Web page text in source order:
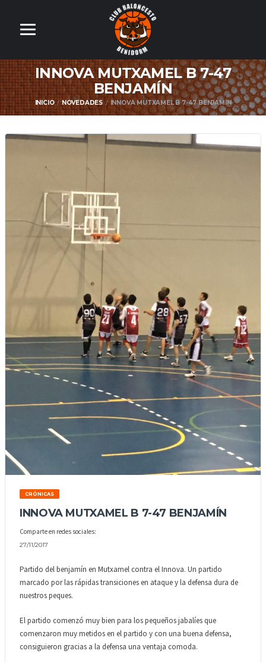
INNOVA MUTXAMEL B 7-47
BENJAMÍN
INICIO NOVEDADES INNOVA MUTXAMEL B 7-47 BENJAMÍN
CRÓNICAS
INNOVA MUTXAMEL B 7-47 BENJAMÍN
Comparte en redes sociales:
27/11/2017
Partido del benjamín en Mutxamel contra el Innova. Un partido
marcado por las rápidas transiciones en ataque y la defensa dura de
nuestros peques.
El partido comenzó muy bien para los pequeños jabalíes que
comenzaron muy metidos en el partido y con una buena defensa,
consiguieron gracias a la defensa una ventaja comoda.